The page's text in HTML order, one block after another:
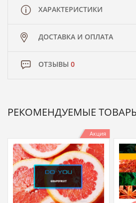
ХАРАКТЕРИСТИКИ
ДОСТАВКА И ОПЛАТА
ОТЗЫВЫ 0
РЕКОМЕНДУЕМЫЕ
Акция